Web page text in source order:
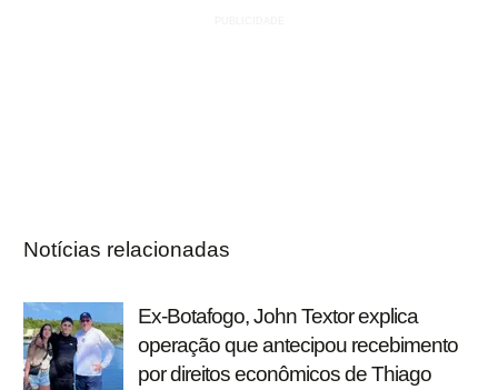
Notícias relacionadas
Ex-Botafogo, John Textor explica
operação que antecipou recebimento
por direitos econômicos de Thiago